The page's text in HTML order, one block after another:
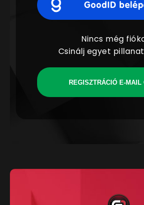
Nincs még
Csinálj egyet
REGISZTRÁCIÓ E-MAIL